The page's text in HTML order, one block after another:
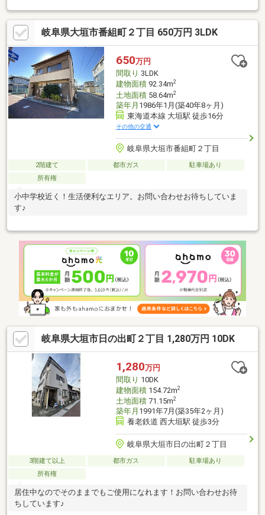
岐阜県大垣市番組町２丁目 650万円 3LDK
650万円
間取り 3LDK
建物面積92.34m2
土地面積58.64m2
築年月 1986年1月(築40年8ヶ月)
東海道本線 大垣駅 徒歩16分
その他の交通
岐阜県大垣市番組町２丁目
2階建て 都市ガス
駐車場あり
所有権
小中学校近く！生活便利なエリア。お問い合わせお待ちしていま
す♪
岐阜県大垣市日の出町２丁目 1,280万円 10DK
1,280万円
間取り 10DK
建物面積154.72m2
土地面積71.15m2
築年月 1991年7月(築35年2ヶ月)
養老鉄道 西大垣駅 徒歩3分
岐阜県大垣市日の出町２丁目
3階建て以上 都市ガス
駐車場あり
所有権
居住中なのでそのままでもご使用になれます！お問い合わせお待
ちしています♪